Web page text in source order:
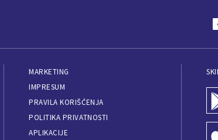
MARKETING
IMPRESUM
PRAVILA KORIŠĆENJA
POLITIKA PRIVATNOSTI
APLIKACIJE